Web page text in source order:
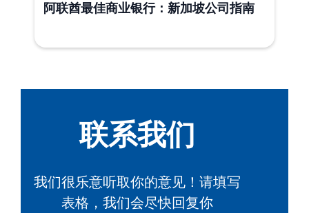
阿联酋最佳商业银行：新加坡公司指南
联系我们
我们很乐意听取你的意见！请填写
表格，我们会尽快回复你